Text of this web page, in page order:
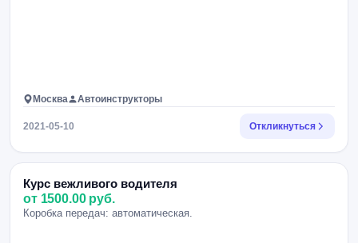
Москва Автоинструкторы
2021-05-10 Откликнуться
Курс вежливого водителя
от 1500.00 руб.
Коробка передач: автоматическая.